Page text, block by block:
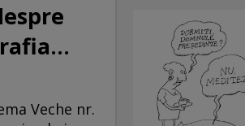
Veche nr.